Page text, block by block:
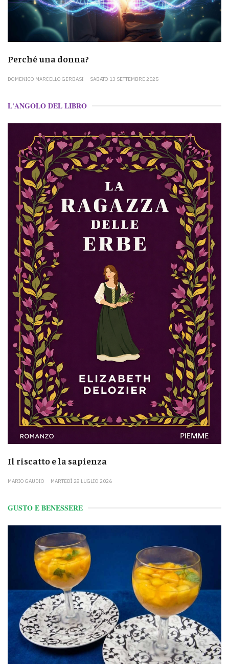
Perché una donna?
DOMENICO MARCELLO GERBASI SABATO 13 SETTEMBRE 2025
L'ANGOLO DEL LIBRO
Il riscatto e la sapienza
MARIO GAUDIO MARTEDÌ 28 LUGLIO 2026
GUSTO E BENESSERE